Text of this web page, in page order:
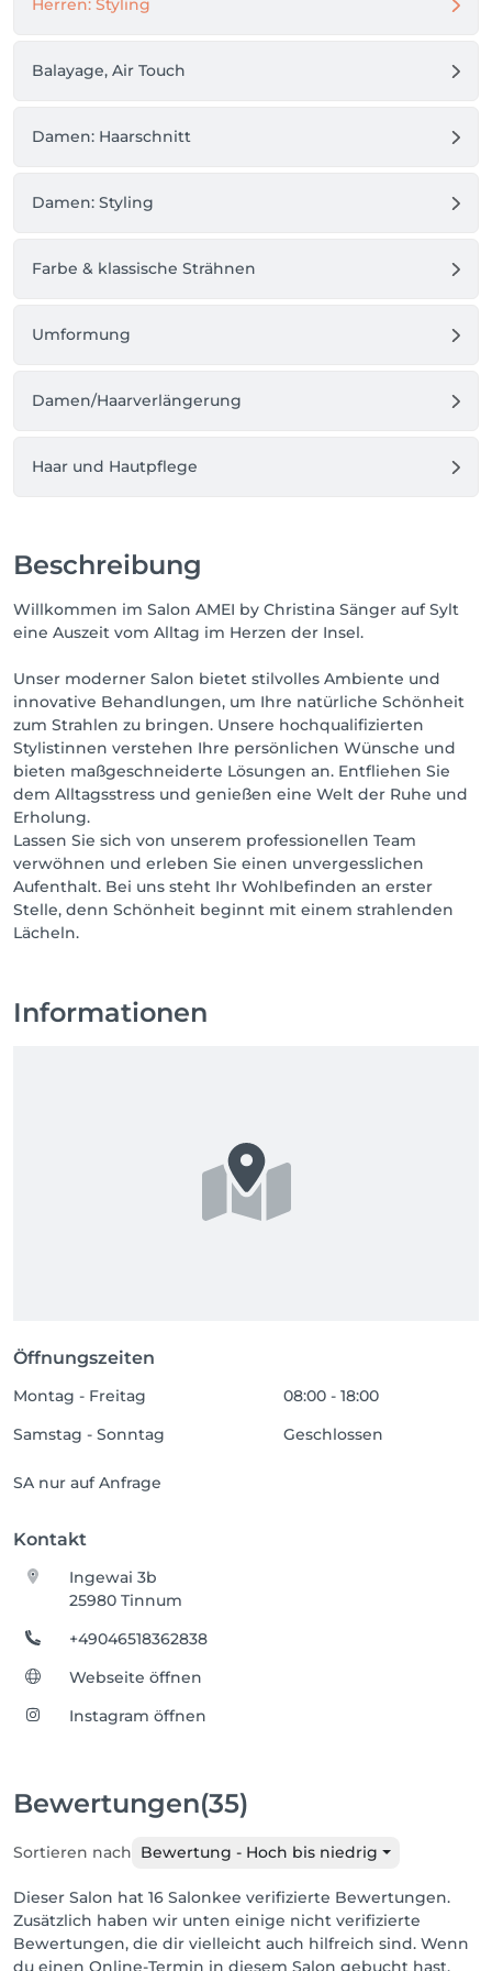
Herren: Styling
Balayage, Air Touch
Damen: Haarschnitt
Damen: Styling
Farbe & klassische Strähnen
Umformung
Damen/Haarverlängerung
Haar und Hautpflege
Beschreibung
Willkommen im Salon AMEI by Christina Sänger auf Sylt
eine Auszeit vom Alltag im Herzen der Insel.
Unser moderner Salon bietet stilvolles Ambiente und
innovative Behandlungen, um Ihre natürliche Schönheit
zum Strahlen zu bringen. Unsere hochqualifizierten
Stylistinnen verstehen Ihre persönlichen Wünsche und
bieten maßgeschneiderte Lösungen an. Entfliehen Sie
dem Alltagsstress und genießen eine Welt der Ruhe und
Erholung.
Lassen Sie sich von unserem professionellen Team
verwöhnen und erleben Sie einen unvergesslichen
Aufenthalt. Bei uns steht Ihr Wohlbefinden an erster
Stelle, denn Schönheit beginnt mit einem strahlenden
Lächeln.
Informationen
Öffnungszeiten
Montag - Freitag
08:00 - 18:00
Samstag - Sonntag
Geschlossen
SA nur auf Anfrage
Kontakt
Ingewai 3b
25980 Tinnum
+49046518362838
Webseite öffnen
Instagram öffnen
Bewertungen(35)
Sortieren nach Bewertung - Hoch bis niedrig
Dieser Salon hat 16 Salonkee verifizierte Bewertungen.
Zusätzlich haben wir unten einige nicht verifizierte
Bewertungen, die dir vielleicht auch hilfreich sind. Wenn
du einen Online-Termin in diesem Salon gebucht hast,